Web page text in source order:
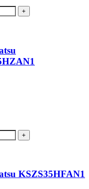
KSZS35HFAN1